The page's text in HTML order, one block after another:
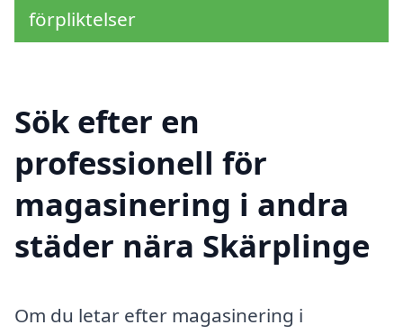
förpliktelser
Sök efter en
professionell för
magasinering i andra
städer nära Skärplinge
Om du letar efter magasinering i